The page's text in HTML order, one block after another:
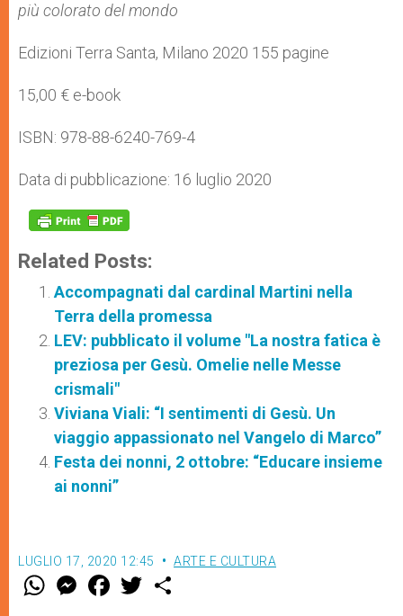
più colorato del mondo
Edizioni Terra Santa, Milano 2020 155 pagine
15,00 € e-book
ISBN: 978-88-6240-769-4
Data di pubblicazione: 16 luglio 2020
Related Posts:
Accompagnati dal cardinal Martini nella
Terra della promessa
LEV: pubblicato il volume "La nostra fatica è
preziosa per Gesù. Omelie nelle Messe
crismali"
Viviana Viali: “I sentimenti di Gesù. Un
viaggio appassionato nel Vangelo di Marco”
Festa dei nonni, 2 ottobre: “Educare insieme
ai nonni”
LUGLIO 17, 2020 12:45 ARTE E CULTURA
W M
e
F
a w